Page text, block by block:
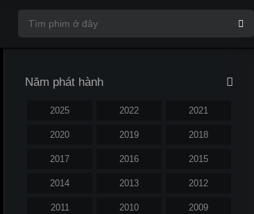
Năm phát hành
2025 2022 2021
2020 2019 2018
2017 2016 2015
2014 2013 2012
2011 2010 2009